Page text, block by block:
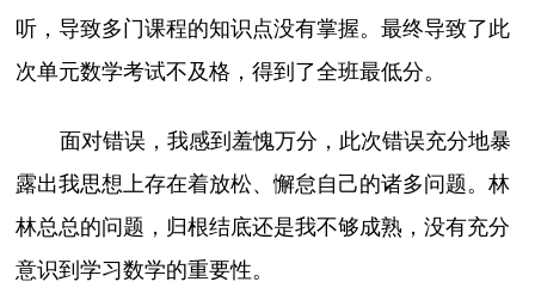
听，导致多门课程的知识点没有掌握。最终导致了此
次单元数学考试不及格，得到了全班最低分。
面对错误，我感到羞愧万分，此次错误充分地暴
露出我思想上存在着放松、懈怠自己的诸多问题。林
林总总的问题，归根结底还是我不够成熟，没有充分
意识到学习数学的重要性。